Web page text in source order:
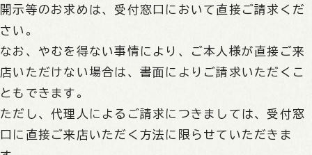
開示等のお求めは、受付窓口において直接ご請求くだ
さい。
なお、やむを得ない事情により、ご本人様が直接ご来
店いただけない場合は、書面によりご請求いただくこ
ともできます。
ただし、代理人によるご請求につきましては、受付窓
口に直接ご来店いただく方法に限らせていただきま